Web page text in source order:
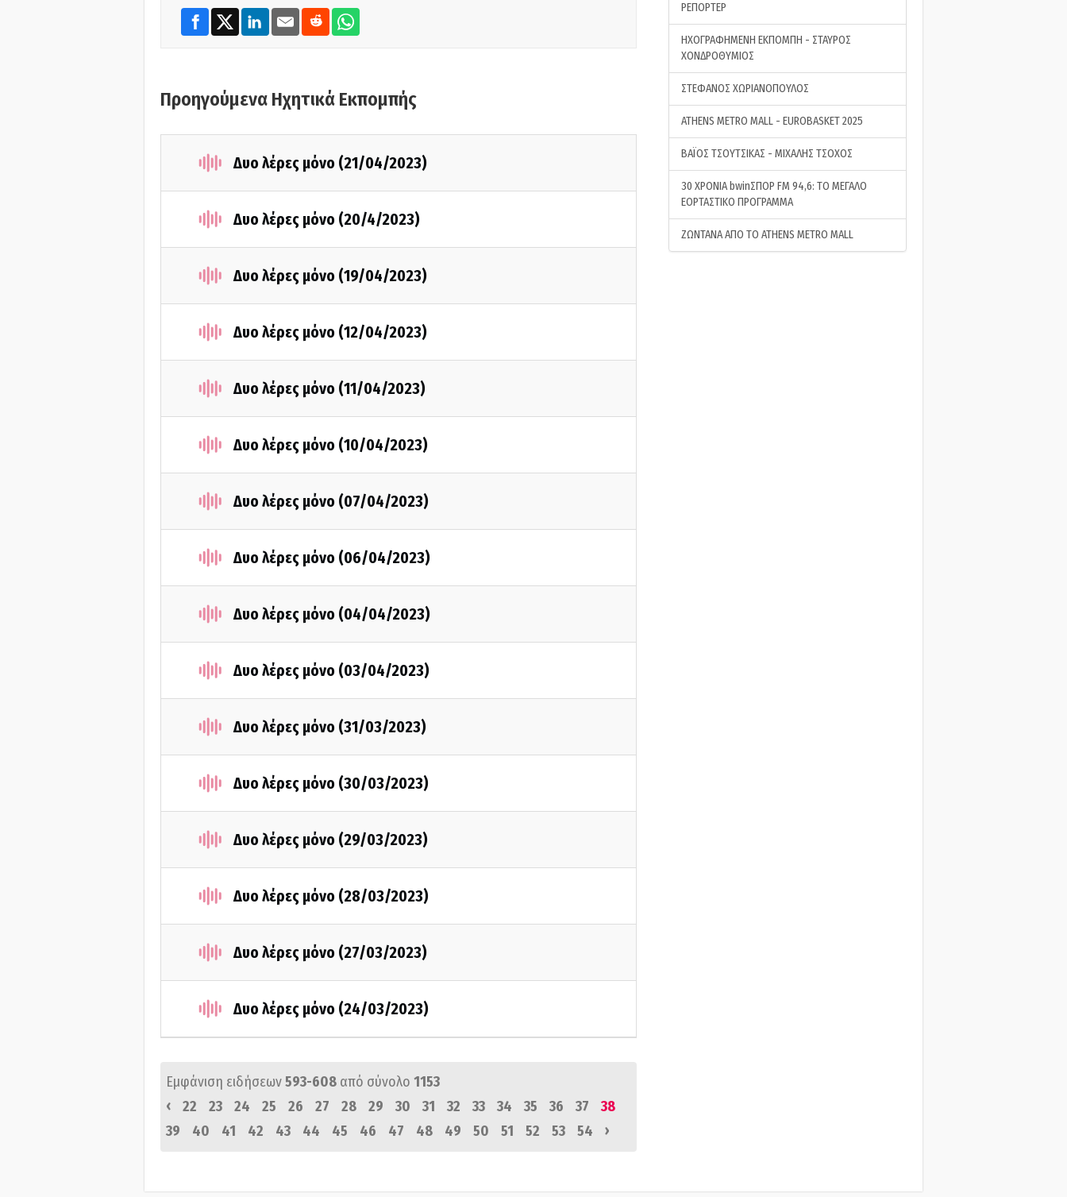
Προηγούμενα Ηχητικά Εκπομπής
Δυο λέρες μόνο (21/04/2023)
Δυο λέρες μόνο (20/4/2023)
Δυο λέρες μόνο (19/04/2023)
Δυο λέρες μόνο (12/04/2023)
Δυο λέρες μόνο (11/04/2023)
Δυο λέρες μόνο (10/04/2023)
Δυο λέρες μόνο (07/04/2023)
Δυο λέρες μόνο (06/04/2023)
Δυο λέρες μόνο (04/04/2023)
Δυο λέρες μόνο (03/04/2023)
Δυο λέρες μόνο (31/03/2023)
Δυο λέρες μόνο (30/03/2023)
Δυο λέρες μόνο (29/03/2023)
Δυο λέρες μόνο (28/03/2023)
Δυο λέρες μόνο (27/03/2023)
Δυο λέρες μόνο (24/03/2023)
Εμφάνιση ειδήσεων593-608 από σύνολο 1153
‹
22 23 24 25 26 27 28 29 30 31 32 33 34 35 36 37
38
39
40 41 42 43 44 45 46 47 48 49 50 51 52 53 54 ›
ΡΕΠΟΡΤΕΡ
ΗΧΟΓΡΑΦΗΜΕΝΗ ΕΚΠΟΜΠΗ - ΣΤΑΥΡΟΣ
ΧΟΝΔΡΟΘΥΜΙΟΣ
ΣΤΕΦΑΝΟΣ ΧΩΡΙΑΝΟΠΟΥΛΟΣ
ATHENS METRO MALL - EUROBASKET 2025
ΒΑΪΟΣ ΤΣΟΥΤΣΙΚΑΣ - ΜΙΧΑΛΗΣ ΤΣΟΧΟΣ
30 ΧΡΟΝΙΑ bwinΣΠΟΡ FM 94,6: ΤΟ ΜΕΓΑΛΟ
ΕΟΡΤΑΣΤΙΚΟ ΠΡΟΓΡΑΜΜΑ
ΖΩΝΤΑΝΑ ΑΠΟ ΤΟ ATHENS METRO MALL